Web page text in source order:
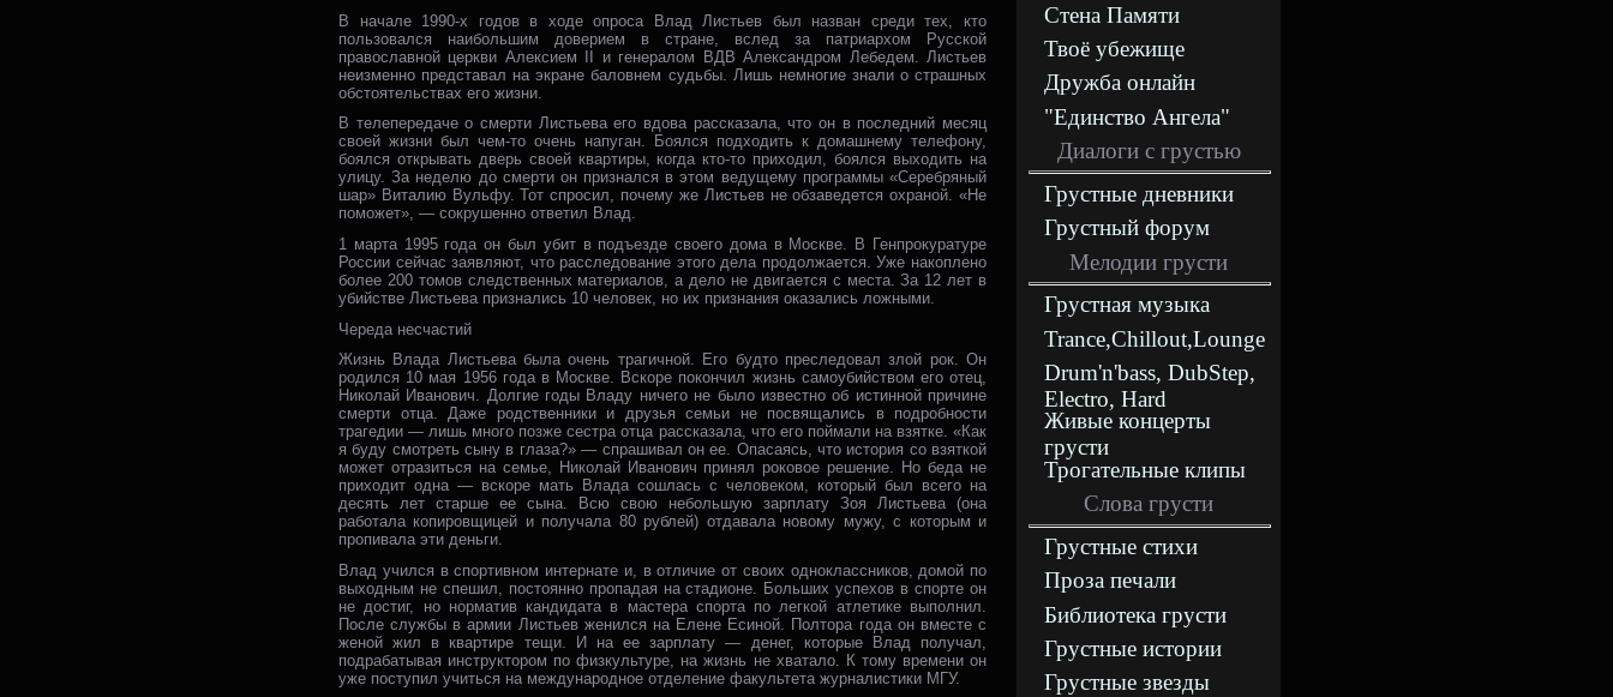
В начале 1990-х годов в ходе опроса Влад Листьев был назван среди тех, кто
пользовался наибольшим доверием в стране, вслед за патриархом Русской
православной церкви Алексием II и генералом ВДВ Александром Лебедем. Листьев
неизменно представал на экране баловнем судьбы. Лишь немногие знали о страшных
обстоятельствах его жизни.
В телепередаче о смерти Листьева его вдова рассказала, что он в последний месяц
своей жизни был чем-то очень напуган. Боялся подходить к домашнему телефону,
боялся открывать дверь своей квартиры, когда кто-то приходил, боялся выходить на
улицу. За неделю до смерти он признался в этом ведущему программы «Серебряный
шар» Виталию Вульфу. Тот спросил, почему же Листьев не обзаведется охраной. «Не
поможет», — сокрушенно ответил Влад.
1 марта 1995 года он был убит в подъезде своего дома в Москве. В Генпрокуратуре
России сейчас заявляют, что расследование этого дела продолжается. Уже накоплено
более 200 томов следственных материалов, а дело не двигается с места. За 12 лет в
убийстве Листьева признались 10 человек, но их признания оказались ложными.
Череда несчастий
Жизнь Влада Листьева была очень трагичной. Его будто преследовал злой рок. Он
родился 10 мая 1956 года в Москве. Вскоре покончил жизнь самоубийством его отец,
Николай Иванович. Долгие годы Владу ничего не было известно об истинной причине
смерти отца. Даже родственники и друзья семьи не посвящались в подробности
трагедии — лишь много позже сестра отца рассказала, что его поймали на взятке. «Как
я буду смотреть сыну в глаза?» — спрашивал он ее. Опасаясь, что история со взяткой
может отразиться на семье, Николай Иванович принял роковое решение. Но беда не
приходит одна — вскоре мать Влада сошлась с человеком, который был всего на
десять лет старше ее сына. Всю свою небольшую зарплату Зоя Листьева (она
работала копировщицей и получала 80 рублей) отдавала новому мужу, с которым и
пропивала эти деньги.
Влад учился в спортивном интернате и, в отличие от своих одноклассников, домой по
выходным не спешил, постоянно пропадая на стадионе. Больших успехов в спорте он
не достиг, но норматив кандидата в мастера спорта по легкой атлетике выполнил.
После службы в армии Листьев женился на Елене Есиной. Полтора года он вместе с
женой жил в квартире тещи. И на ее зарплату — денег, которые Влад получал,
подрабатывая инструктором по физкультуре, на жизнь не хватало. К тому времени он
уже поступил учиться на международное отделение факультета журналистики МГУ.
Стена Памяти
Твоё убежище
Дружба онлайн
"Единство Ангела"
Диалоги с грустью
Грустные дневники
Грустный форум
Мелодии грусти
Грустная музыка
Trance,Chillout,Lounge
Drum'n'bass, DubStep,
Electro, Hard
Живые концерты
грусти
Трогательные клипы
Слова грусти
Грустные стихи
Проза печали
Библиотека грусти
Грустные истории
Грустные звезды